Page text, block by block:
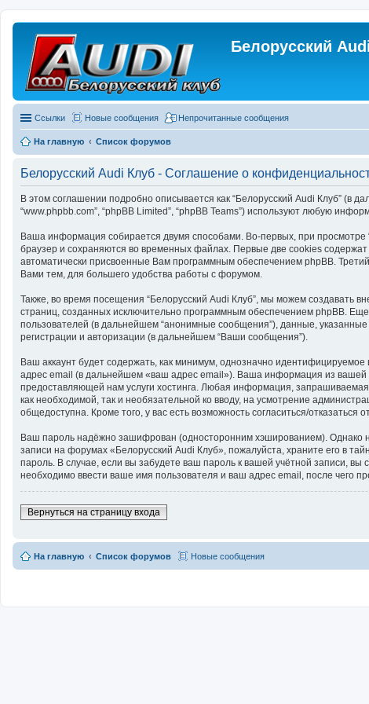
Белорусский
Ссылки Новые сообщения Непрочитанные сообщения
На главную Список форумов
Белорусский Audi Клуб - Соглашение о
В этом соглашении подробно описывается как “Белорусский Audi Клуб” (в
“www.phpbb.com”, “phpBB Limited”, “phpBB Teams”) используют любую
Ваша информация собирается двумя способами. Во-первых, при
браузер и сохраняются во временных файлах. Первые две cookies
автоматически присвоенные Вам программным обеспечением phpBB.
Вами тем, для большего удобства работы с форумом.
Также, во время посещения “Белорусский Audi Клуб”, мы можем создавать
страниц, созданных исключительно программным обеспечением phpBB.
пользователей (в дальнейшем “анонимные сообщения”), данные,
регистрации и авторизации (в дальнейшем “Ваши сообщения”).
Ваш аккаунт будет содержать, как минимум, однозначно
адрес email (в дальнейшем «ваш адрес email»). Ваша информация из
предоставляющей нам услуги хостинга. Любая информация,
как необходимой, так и необязательной ко вводу, на усмотрение
общедоступна. Кроме того, у вас есть возможность согласиться/
Ваш пароль надёжно зашифрован (односторонним хэшированием). Однако
записи на форумах «Белорусский Audi Клуб», пожалуйста, храните его в
пароль. В случае, если вы забудете ваш пароль к вашей учётной записи,
необходимо ввести ваше имя пользователя и ваш адрес email, после чего
Вернуться на страницу входа
На главную Список форумов Новые сообщения